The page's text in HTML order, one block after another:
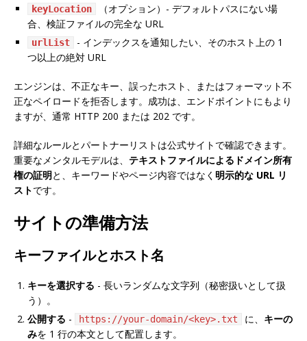
keyLocation
（オプション）- デフォルトパスにない場
合、検証ファイルの完全な URL
urlList
- インデックスを通知したい、そのホスト上の 1
つ以上の絶対 URL
エンジンは、不正なキー、誤ったホスト、またはフォーマット不
正なペイロードを拒否します。成功は、エンドポイントにもより
ますが、通常 HTTP 200 または 202 です。
詳細なルールとパートナーリストは公式サイトで確認できます。
重要なメンタルモデルは、 テキストファイルによるドメイン所有
権の証明と、キーワードやページ内容ではなく 明示的な URL リ
ストです。
サイトの準備方法
キーファイルとホスト名
キーを選択する - 長いランダムな文字列（秘密扱いとして扱
う）。
公開する - https://your-domain/<key>.txt に、 キーの
みを 1 行の本文として配置します。